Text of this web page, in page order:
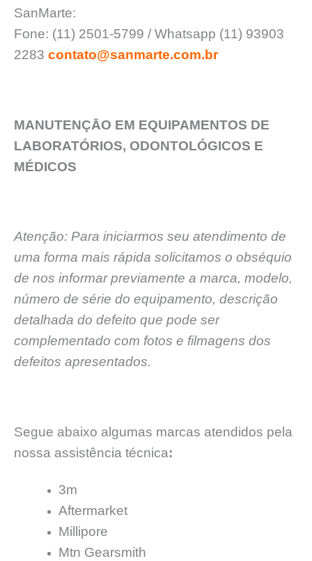
SanMarte:
Fone: (11) 2501-5799 / Whatsapp (11) 93903
2283 contato@sanmarte.com.br
MANUTENÇĀO EM EQUIPAMENTOS DE
LABORATÓRIOS, ODONTOLÓGICOS E
MÉDICOS
Atenção: Para iniciarmos seu atendimento de
uma forma mais rápida solicitamos o obséquio
de nos informar previamente a marca, modelo,
número de série do equipamento, descrição
detalhada do defeito que pode ser
complementado com fotos e filmagens dos
defeitos apresentados.
Segue abaixo algumas marcas atendidos pela
nossa assistência técnica:
3m
Aftermarket
Millipore
Mtn Gearsmith